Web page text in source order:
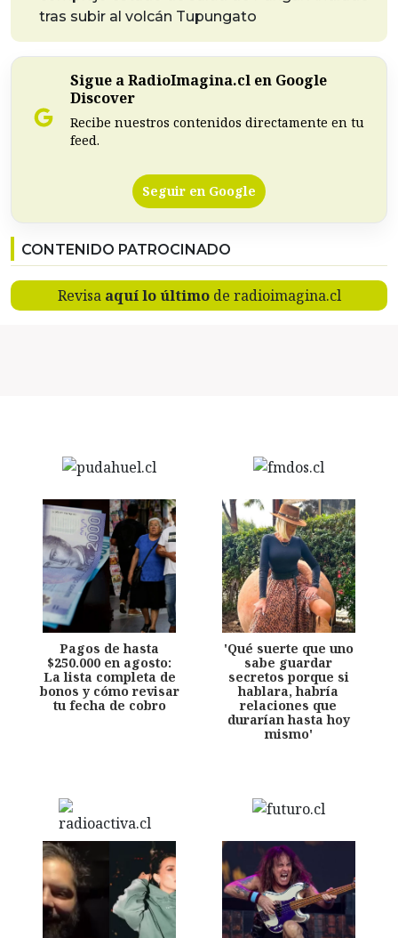
tras subir al volcán Tupungato
Sigue a RadioImagina.cl en Google
Discover
Recibe nuestros contenidos directamente en tu
feed.
Seguir en Google
CONTENIDO PATROCINADO
Revisa aquí lo últimode radioimagina.cl
Pagos de hasta
$250.000 en agosto:
La lista completa de
bonos y cómo revisar
tu fecha de cobro
'Qué suerte que uno
sabe guardar
secretos porque si
hablara, habría
relaciones que
durarían hasta hoy
mismo'